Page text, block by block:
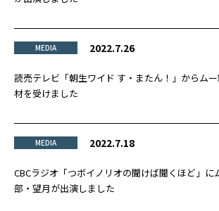
MEDIA 2022.7.26
読売テレビ「朝生ワイド す・またん！」からム
材を受けました
MEDIA 2022.7.18
CBCラジオ「つボイノリオの聞けば聞くほど」に
部・望月が出演しました